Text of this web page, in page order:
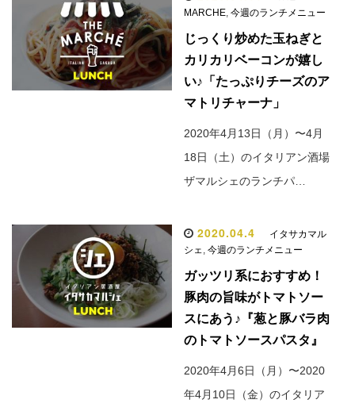
MARCHE, 今週のランチメニュー
じっくり炒めた玉ねぎと
カリカリベーコンが嬉し
い♪「たっぷりチーズのア
マトリチャーナ」
2020年4月13日（月）〜4月
18日（土）のイタリアン酒場
ザマルシェのランチパ…
2020.04.4
イタサカマル
シェ, 今週のランチメニュー
ガッツリ系におすすめ！
豚肉の旨味がトマトソー
スにあう♪『葱と豚バラ肉
のトマトソースパスタ』
2020年4月6日（月）〜2020
年4月10日（金）のイタリア